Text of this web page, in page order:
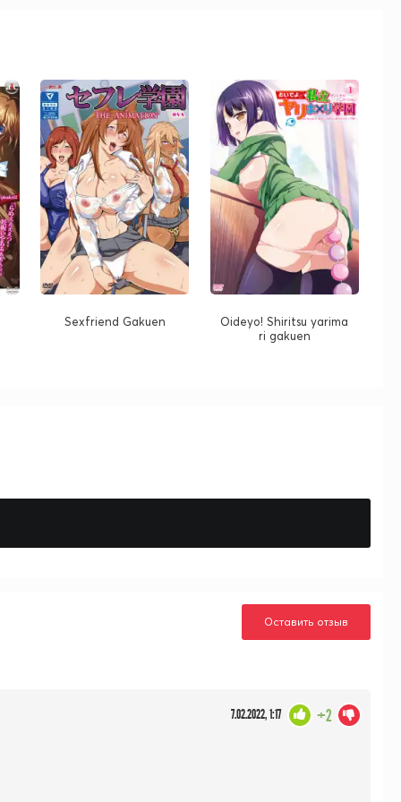
Sexfriend Gakuen
Oideyo! Shiritsu yarima
ri gakuen
Оставить отзыв
7.02.2022, 1:17 +2